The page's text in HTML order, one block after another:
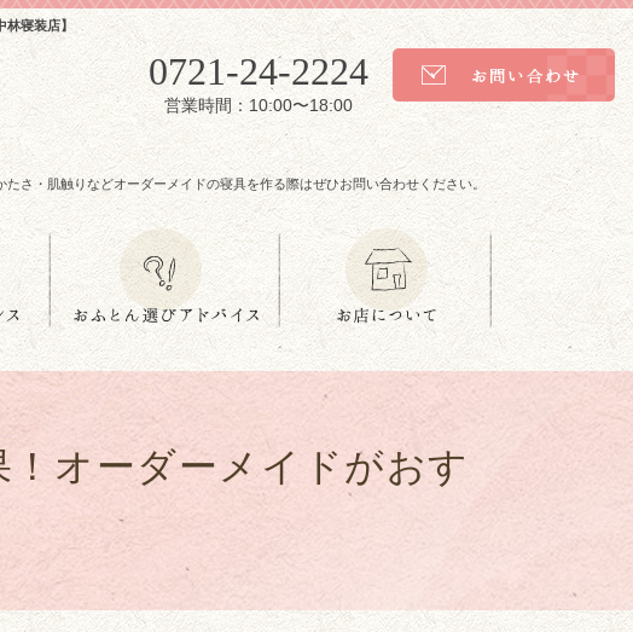
寝装店】
0721-24-2224
営業時間：10:00〜18:00
さ・肌触りなどオーダーメイドの寝具を作る際はぜひお問い合わせください。
！オーダーメイドがおす